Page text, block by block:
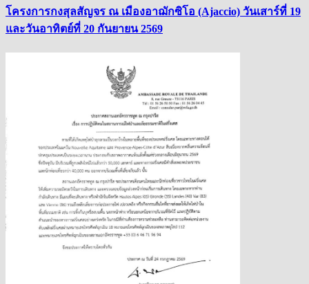
โครงการกงสุลสัญจร ณ เมืองอาฌักซิโอ (Ajaccio) วันเสาร์ที่ 19
และวันอาทิตย์ที่ 20 กันยายน 2569